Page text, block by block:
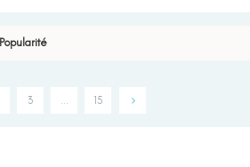
Popularité
3 … 15